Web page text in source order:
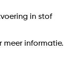
in stof
meer informatie.